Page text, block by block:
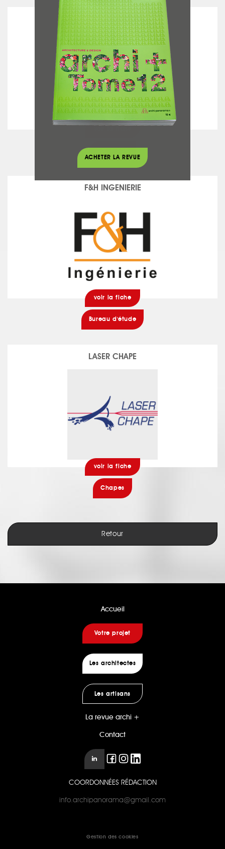
C&B RÉNOVATION
F&H INGENIERIE
voir la fiche
Bureau d'étude
LASER CHAPE
voir la fiche
Chapes
Retour
Accueil
Votre projet
Les architectes
Les artisans
La revue archi +
Contact
COORDONNÉES RÉDACTION
info.archipanorama@gmail.com
Gestion des cookies
ACHETER LA REVUE